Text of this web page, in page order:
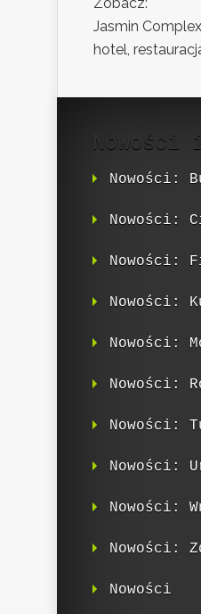
Jasmin
hotel,
Nowości
Nowości:
Nowości:
Nowości:
Nowości:
Nowości:
Nowości:
Nowości:
Nowości:
Nowości:
Nowości:
Nowości